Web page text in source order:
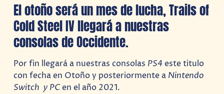
El otoño será un mes de lucha, Trails of
Cold Steel IV llegará a nuestras
consolas de Occidente.
Por fin llegará a nuestras consolas PS4este titulo
con fecha en Otoño y posteriormente a Nintendo
Switch y PCen el año 2021.